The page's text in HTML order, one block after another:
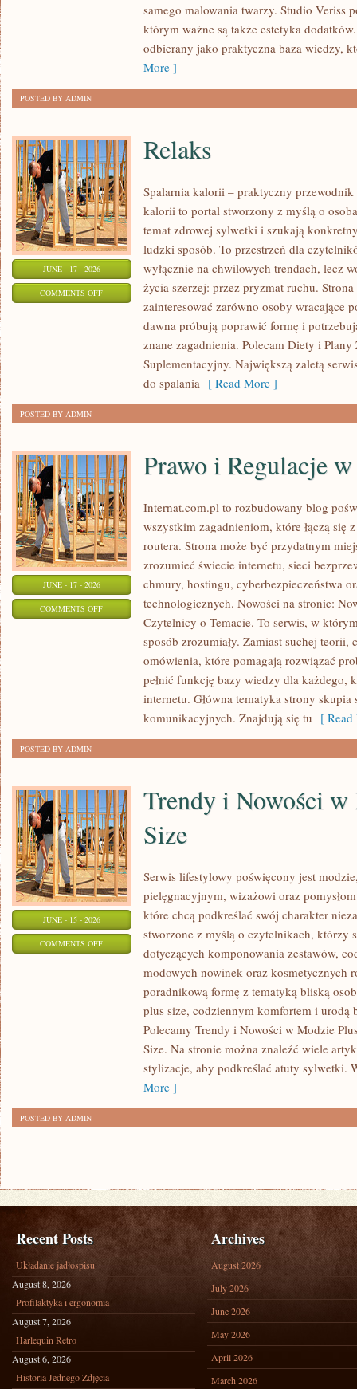
samego malowania twarzy. Studio Veriss
którym ważne są także estetyka
odbierany jako praktyczna baza wiedzy,
More ]
POSTED BY ADMIN
JUNE - 17 - 2026
COMMENTS OFFON
Relaks
Spalarnia kalorii – praktyczny
kalorii to portal stworzony z myślą o
temat zdrowej sylwetki i szukają
ludzki sposób. To przestrzeń dla
wyłącznie na chwilowych trendach, lecz
życia szerzej: przez pryzmat ruchu.
zainteresować zarówno osoby wracające
dawna próbują poprawić formę i
znane zagadnienia. Polecam Diety i
Suplementacyjny. Największą zaletą
do spalania [ Read More ]
POSTED BY ADMIN
JUNE - 17 - 2026
COMMENTS OFFON
REGULACJE
Prawo i Regulacje
Internat.com.pl to rozbudowany blog
wszystkim zagadnieniom, które łączą się
routera. Strona może być przydatnym
zrozumieć świecie internetu, sieci
chmury, hostingu, cyberbezpieczeństwa
technologicznych. Nowości na stronie:
Czytelnicy o Temacie. To serwis, w
sposób zrozumiały. Zamiast suchej
omówienia, które pomagają rozwiązać
pełnić funkcję bazy wiedzy dla każdego,
internetu. Główna tematyka strony skupia
komunikacyjnych. Znajdują się tu [
POSTED BY ADMIN
JUNE - 15 - 2026
COMMENTS OFFON
Trendy i Nowości w
Size
Serwis lifestylowy poświęcony jest
pielęgnacyjnym, wizażowi oraz
które chcą podkreślać swój charakter
stworzone z myślą o czytelnikach, którzy
dotyczących komponowania zestawów,
modowych nowinek oraz kosmetycznych
poradnikową formę z tematyką bliską
plus size, codziennym komfortem i urodą
Polecamy Trendy i Nowości w Modzie
Size. Na stronie można znaleźć wiele
stylizacje, aby podkreślać atuty sylwetki.
More ]
POSTED BY ADMIN
Recent Posts
Układanie jadłospisu
August 8, 2026
Profilaktyka i ergonomia
August 7, 2026
Harlequin Retro
August 6, 2026
Historia Jednego Zdjęcia
Archives
August 2026
July 2026
June 2026
May 2026
April 2026
March 2026